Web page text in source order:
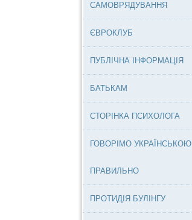
САМОВРЯДУВАННЯ
ЄВРОКЛУБ
ПУБЛІЧНА ІНФОРМАЦІЯ
БАТЬКАМ
СТОРІНКА ПСИХОЛОГА
ГОВОРІМО УКРАЇНСЬКОЮ
ПРАВИЛЬНО
ПРОТИДІЯ БУЛІНГУ